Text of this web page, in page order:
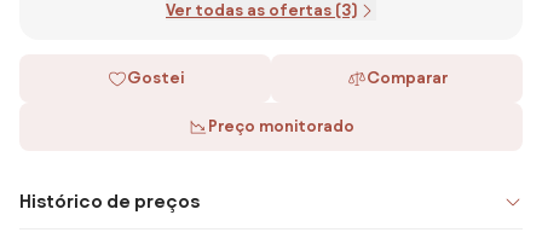
Ver todas as ofertas (3)
Gostei Comparar
Preço monitorado
Histórico de preços